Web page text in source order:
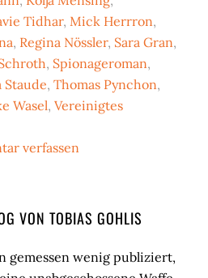
Tidhar, Mick Herrron,
, Regina Nössler, Sara Gran,
, Spionageroman,
Staude,Thomas Pynchon,
Wasel,Vereinigtes
verfassen
VON TOBIAS GOHLIS
gemessen wenig publiziert,